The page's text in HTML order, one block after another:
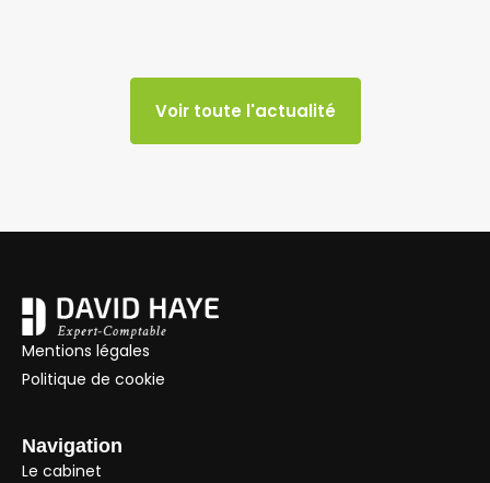
Voir toute l'actualité
Mentions légales
Politique de cookie
Navigation
Le cabinet